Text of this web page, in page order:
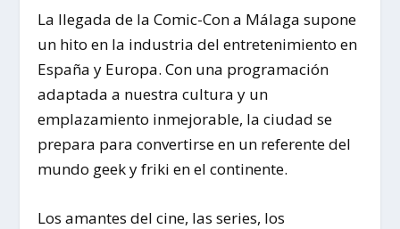
La llegada de la Comic-Con a Málaga supone
un hito en la industria del entretenimiento en
España y Europa. Con una programación
adaptada a nuestra cultura y un
emplazamiento inmejorable, la ciudad se
prepara para convertirse en un referente del
mundo geek y friki en el continente.
Los amantes del cine, las series, los